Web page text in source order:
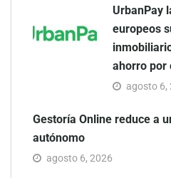
UrbanPay
europeos
ahorro por
agosto 6,
Gestoría Online reduce a
autónomo
agosto 6, 2026